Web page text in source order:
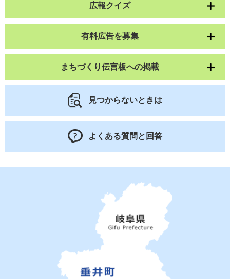
広報クイズ
有料広告を募集
まちづくり伝言板への掲載
見つからないときは
よくある質問と回答